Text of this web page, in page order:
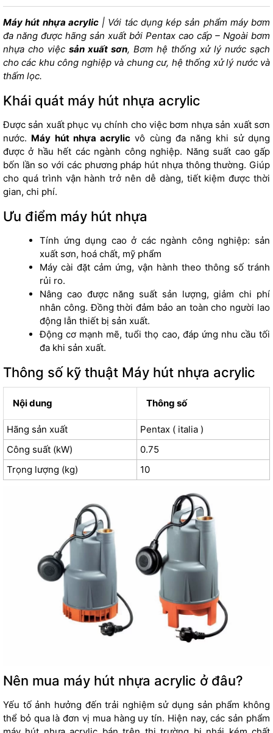
Máy hút nhựa acrylic| Với tác dụng kép sản phẩm máy bơm
đa năng được hãng sản xuất bởi Pentax cao cấp – Ngoài bơm
nhựa cho việc sản xuất sơn, Bơm hệ thống xử lý nước sạch
cho các khu công nghiệp và chung cư, hệ thống xử lý nước và
thấm lọc.
Khái quát máy hút nhựa acrylic
Được sản xuất phục vụ chính cho việc bơm nhựa sản xuất sơn
nước. Máy hút nhựa acrylic vô cùng đa năng khi sử dụng
được ở hầu hết các ngành công nghiệp. Năng suất cao gấp
bốn lần so với các phương pháp hút nhựa thông thường. Giúp
cho quá trình vận hành trở nên dễ dàng, tiết kiệm được thời
gian, chi phí.
Ưu điểm máy hút nhựa
Tính ứng dụng cao ở các ngành công nghiệp: sản
xuất sơn, hoá chất, mỹ phẩm
Máy cài đặt cảm ứng, vận hành theo thông số tránh
rủi ro.
Nâng cao được năng suất sản lượng, giảm chi phí
nhân công. Đồng thời đảm bảo an toàn cho người lao
động lẫn thiết bị sản xuất.
Động cơ mạnh mẽ, tuổi thọ cao, đáp ứng nhu cầu tối
đa khi sản xuất.
Thông số kỹ thuật Máy hút nhựa acrylic
Nội dung Thông số
Hãng sản xuất
Pentax ( italia )
Công suất (kW)
0.75
Trọng lượng (kg)
10
Nên mua máy hút nhựa acrylic ở đâu?
Yếu tố ảnh hưởng đến trải nghiệm sử dụng sản phẩm không
thể bỏ qua là đơn vị mua hàng uy tín. Hiện nay, các sản phẩm